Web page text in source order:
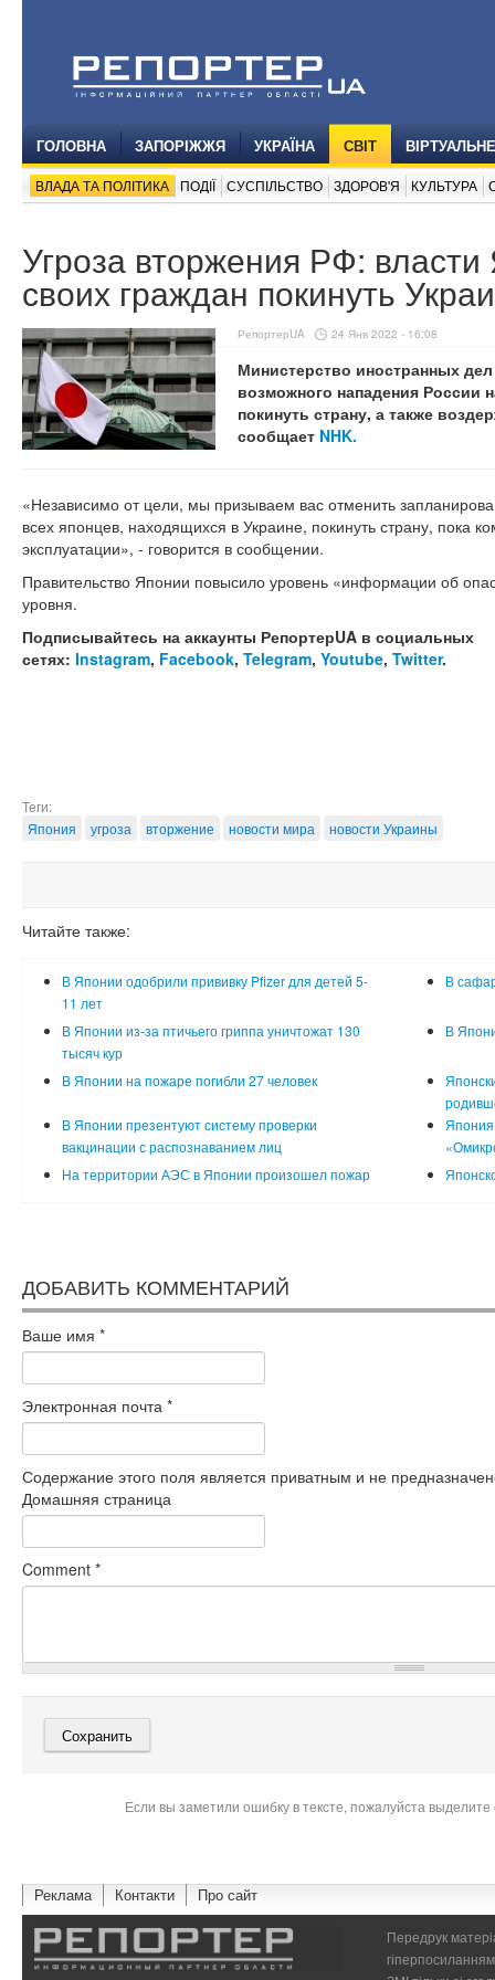
ГОЛОВНА ЗАПОРІЖЖЯ УКРАЇНА СВІТ
ВЛАДА ТА ПОЛІТИКА ПОДІЇ СУСПІЛЬСТВО ЗДОРОВ'Я КУЛЬТУРА
Угроза вторжения РФ:
своих граждан покинуть
РепортерUA 24 Янв 2022 - 16:08
Министерство иностранных
возможного нападения России
покинуть страну, а также
сообщает NHK.
«Независимо от цели, мы призываем вас отменить
всех японцев, находящихся в Украине, покинуть страну, пока
эксплуатации», - говорится в сообщении.
Правительство Японии повысило уровень «информации об
уровня.
Подписывайтесь на аккаунты РепортерUA в социальных
сетях: Instagram, Facebook, Telegram, Youtube, Twitter.
Теги:
Япония
угроза вторжение новости мира новости Украины
Читайте также:
В Японии одобрили прививку Pfizer для детей 5-
11 лет
В
В Японии из-за птичьего гриппа уничтожат 130
тысяч кур
В
В Японии на пожаре погибли 27 человек
В Японии презентуют систему проверки
вакцинации с распознаванием лиц
На территории АЭС в Японии произошел пожар
ДОБАВИТЬ КОММЕНТАРИЙ
Ваше имя *
Электронная почта *
Содержание этого поля является приватным и не
Домашняя страница
Comment *
Если вы заметили ошибку в тексте, пожалуйста
Реклама Контакти Про сайт
Передрук